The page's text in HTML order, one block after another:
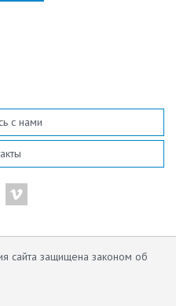
с нами
защищена законом об